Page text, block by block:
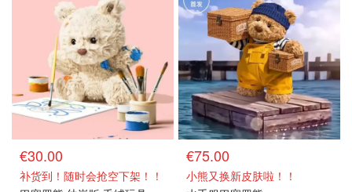
€30.00
补货到！随时会抢空下架！！
€75.00
小熊又换新皮肤啦！！